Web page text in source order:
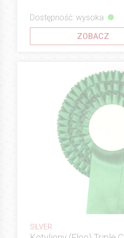
Dostępność: wysoka
ZOBACZ
SILVER